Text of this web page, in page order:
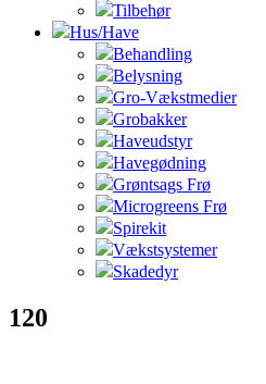
Tilbehør
Hus/Have
Behandling
Belysning
Gro-Vækstmedier
Grobakker
Haveudstyr
Havegødning
Grøntsags Frø
Microgreens Frø
Spirekit
Vækstsystemer
Skadedyr
120